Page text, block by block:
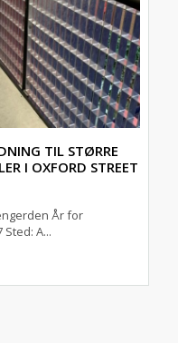
TIL STØRRE
I OXFORD STREET
År for
A...